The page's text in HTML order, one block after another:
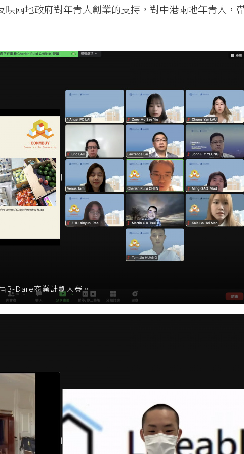
兩地政府對年青人創業的支持，對中港兩地年青人，
B-Dare商業計劃大賽。